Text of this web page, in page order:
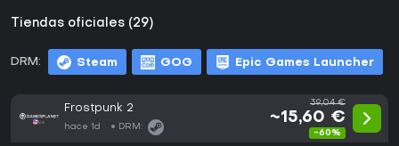
Tiendas oficiales (29)
DRM: Steam GOG Epic Games Launcher
Frostpunk 2
hace 1d DRM:
39,04 €
~15,60 €
-60%